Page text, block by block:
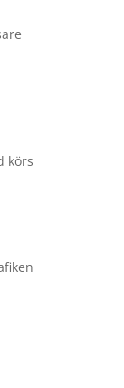
körs